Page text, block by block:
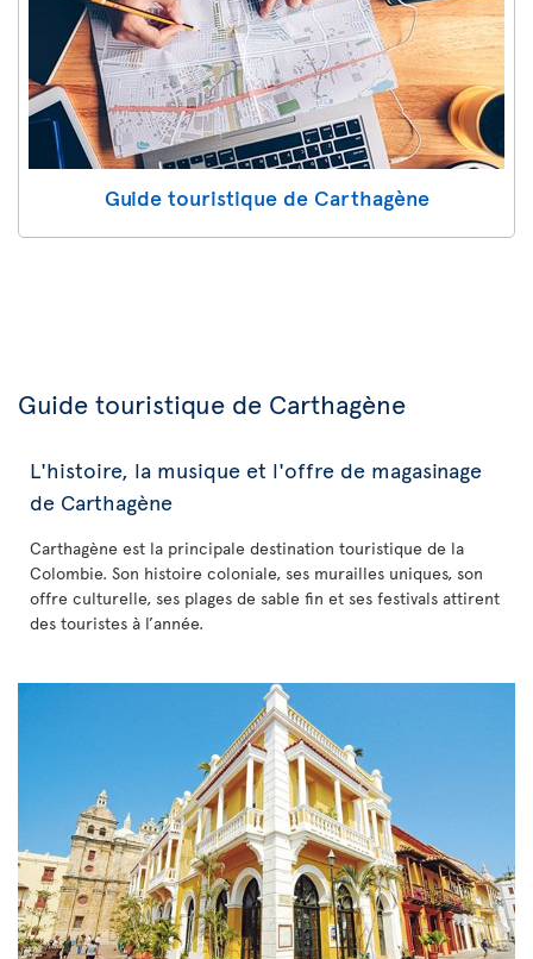
Guide touristique de Carthagène
Guide touristique de Carthagène
L'histoire, la musique et l'offre de magasinage
de Carthagène
Carthagène est la principale destination touristique de la
Colombie. Son histoire coloniale, ses murailles uniques, son
offre culturelle, ses plages de sable fin et ses festivals attirent
des touristes à l’année.